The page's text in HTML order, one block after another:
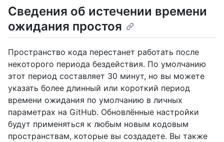
Сведения об истечении времени
ожидания простоя
Пространство кода перестанет работать после
некоторого периода бездействия. По умолчанию
этот период составляет 30 минут, но вы можете
указать более длинный или короткий период
времени ожидания по умолчанию в личных
параметрах на GitHub. Обновлённые настройки
будут применяться к любым новым кодовым
пространствам, которые вы создадете. Вы также